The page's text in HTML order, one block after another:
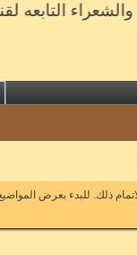
التابعه لقناة
ذلك. للبدء بعرض